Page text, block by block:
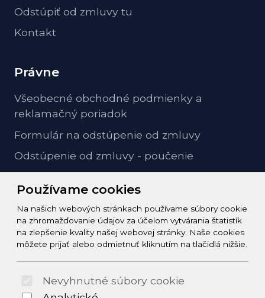
Používame cookies
Na našich webových stránkach používame súbory cookie
na zhromažďovanie údajov za účelom vytvárania štatistík
na zlepšenie kvality našej webovej stránky. Naše cookies
môžete prijať alebo odmietnuť kliknutím na tlačidlá nižšie.
Nevyhnutné súbory cookie
Odstúpiť od zmluvy tu
Kontakt
Právne
Všeobecné obchodné podmienky a
reklamačný poriadok
Formulár na odstúpenie od zmluvy
Odstúpenie od zmluvy - poučenie
Kontakt
info@zeleziarstvo-majster.sk
+421456812908
© 2026 Arrabella s.r.o., mayabella s.r.o., Všetky práva